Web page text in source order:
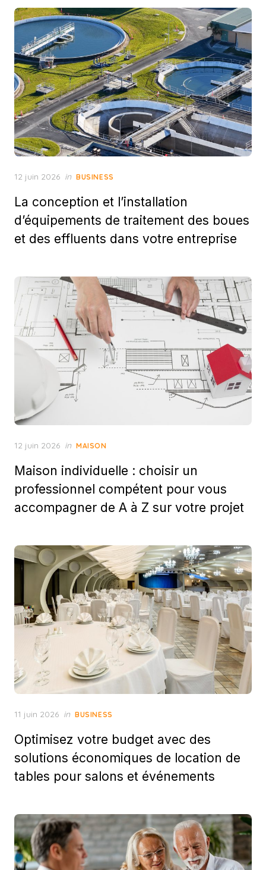
Posted
12 juin 2026 in BUSINESS
La conception et l’installation
d’équipements de traitement des boues
et des effluents dans votre entreprise
Posted
12 juin 2026 in MAISON
Maison individuelle : choisir un
professionnel compétent pour vous
accompagner de A à Z sur votre projet
Posted
11 juin 2026 in BUSINESS
Optimisez votre budget avec des
solutions économiques de location de
tables pour salons et événements